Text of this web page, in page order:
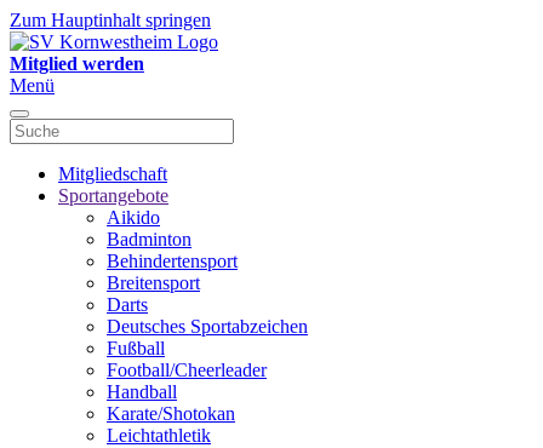
Zum Hauptinhalt springen
Mitglied werden
Menü
Mitgliedschaft
Sportangebote
Aikido
Badminton
Behindertensport
Breitensport
Darts
Deutsches Sportabzeichen
Fußball
Football/Cheerleader
Handball
Karate/Shotokan
Leichtathletik